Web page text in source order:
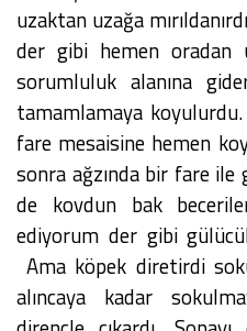
uzaktan uzağa
der gibi hemen oradan
sorumluluk alanına
tamamlamaya
fare mesaisine hemen
sonra ağzında bir fare
de kovdun bak
ediyorum der gibi
Ama köpek diretirdi
alıncaya kadar